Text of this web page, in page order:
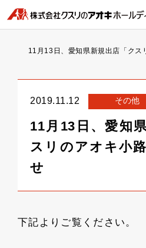
11月13日、愛知県新規出店「クス
2019.11.12 その他
11月13日、愛知
スリのアオキ小
せ
下記よりご覧ください。